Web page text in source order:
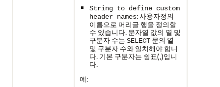
String to define custom
header names: 사용자정의
이름으로 머리글 행을 정의할
수 있습니다. 문자열 값의 열 및
구분자 수는 SELECT 문의 열
및 구분자 수와 일치해야 합니
다. 기본 구분자는 쉼표(,)입니
다.
예: